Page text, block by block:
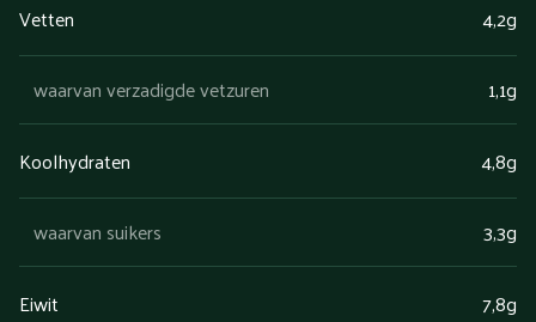
Vetten 4,2g
waarvan verzadigde vetzuren 1,1g
Koolhydraten 4,8g
waarvan suikers 3,3g
Eiwit 7,8g